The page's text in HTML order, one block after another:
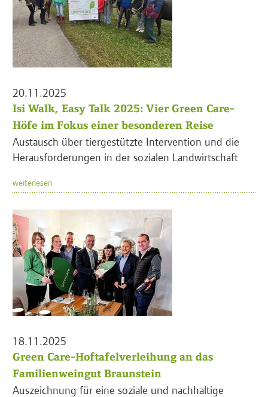
20.11.2025
Isi Walk, Easy Talk 2025: Vier Green Care-
Höfe im Fokus einer besonderen Reise
Austausch über tiergestützte Intervention und die
Herausforderungen in der sozialen Landwirtschaft
weiterlesen
18.11.2025
Green Care-Hoftafelverleihung an das
Familienweingut Braunstein
Auszeichnung für eine soziale und nachhaltige